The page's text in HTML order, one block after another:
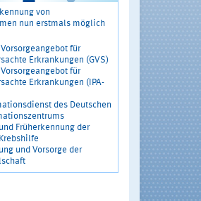
von
nun erstmals möglich
für
Erkrankungen (GVS)
für
Erkrankungen (IPA-
des Deutschen
Früherkennung der
und Vorsorge der